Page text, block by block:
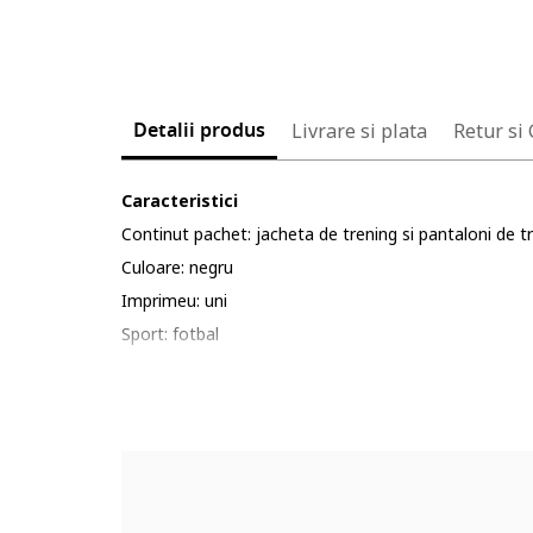
Detalii produs Livrare si plata Retur si
Caracteristici
Continut pachet: jacheta de trening si pantaloni de
Culoare: negru
Imprimeu: uni
Sport: fotbal